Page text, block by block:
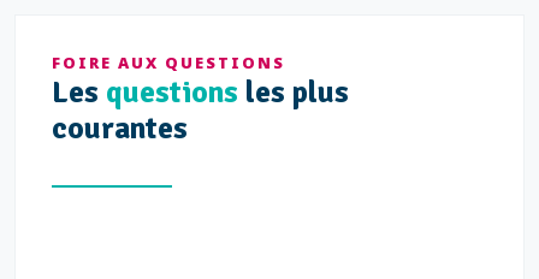
FOIRE AUX QUESTIONS
Les questions les plus
courantes